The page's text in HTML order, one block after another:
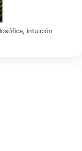
intuición